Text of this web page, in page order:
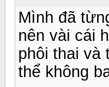
Mình đã
nên vài cái
phôi thai và
thể không